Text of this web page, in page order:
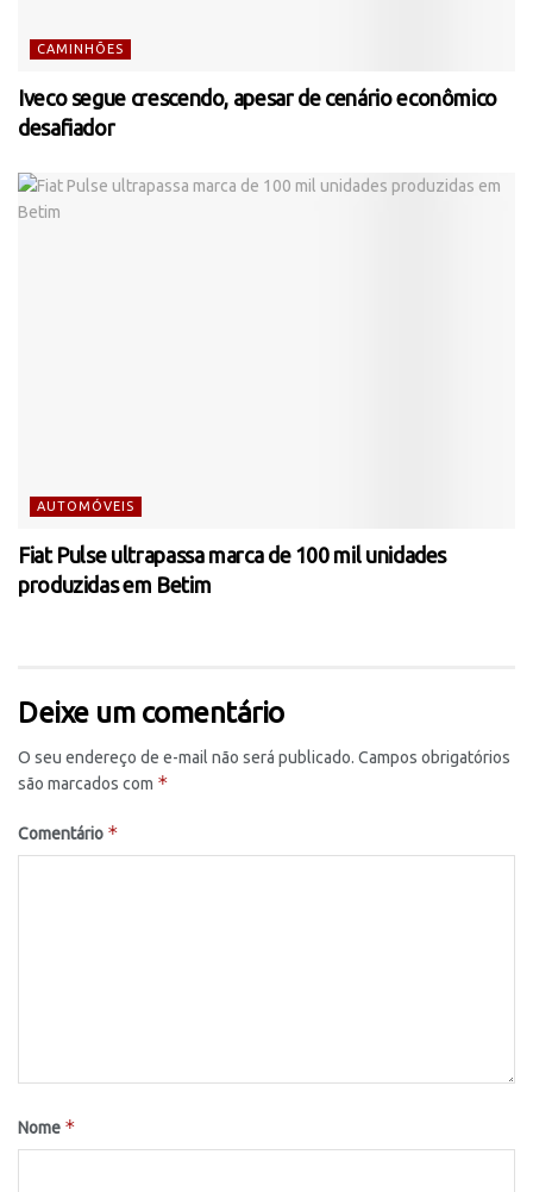
CAMINHÕES
Iveco segue crescendo, apesar de cenário econômico
desafiador
AUTOMÓVEIS
Fiat Pulse ultrapassa marca de 100 mil unidades
produzidas em Betim
Deixe um comentário
O seu endereço de e-mail não será publicado. Campos obrigatórios
são marcados com *
Comentário *
Nome *